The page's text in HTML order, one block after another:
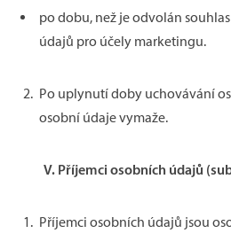
po dobu, než je odvolán
údajů pro účely marketingu.
Po uplynutí doby uchovávání
osobní údaje vymaže.
V. Příjemci osobních údajů
Příjemci osobních údajů jsou